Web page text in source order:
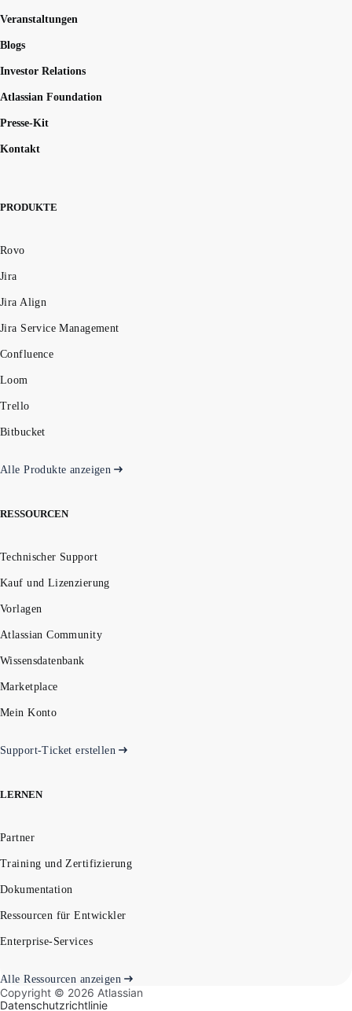
Veranstaltungen
Blogs
Investor Relations
Atlassian Foundation
Presse-Kit
Kontakt
PRODUKTE
Rovo
Jira
Jira Align
Jira Service Management
Confluence
Loom
Trello
Bitbucket
Alle Produkte anzeigen
RESSOURCEN
Technischer Support
Kauf und Lizenzierung
Vorlagen
Atlassian Community
Wissensdatenbank
Marketplace
Mein Konto
Support-Ticket erstellen
LERNEN
Partner
Training und Zertifizierung
Dokumentation
Ressourcen für Entwickler
Enterprise-Services
Alle Ressourcen anzeigen
Copyright © 2026 Atlassian
Datenschutzrichtlinie